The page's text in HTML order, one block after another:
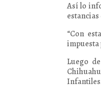
Así lo
“Con
impuesta
Luego